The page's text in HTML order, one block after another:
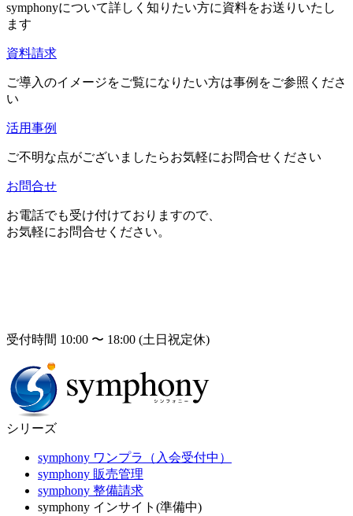
symphonyについて詳しく知りたい方に資料をお送りいたし
ます
資料請求
ご導入のイメージをご覧になりたい方は事例をご参照くださ
い
活用事例
ご不明な点がございましたらお気軽にお問合せください
お問合せ
お電話でも受け付けておりますので、
お気軽にお問合せください。
受付時間 10:00 〜 18:00 (土日祝定休)
シリーズ
symphony ワンプラ（入会受付中）
symphony 販売管理
symphony 整備請求
symphony インサイト(準備中)